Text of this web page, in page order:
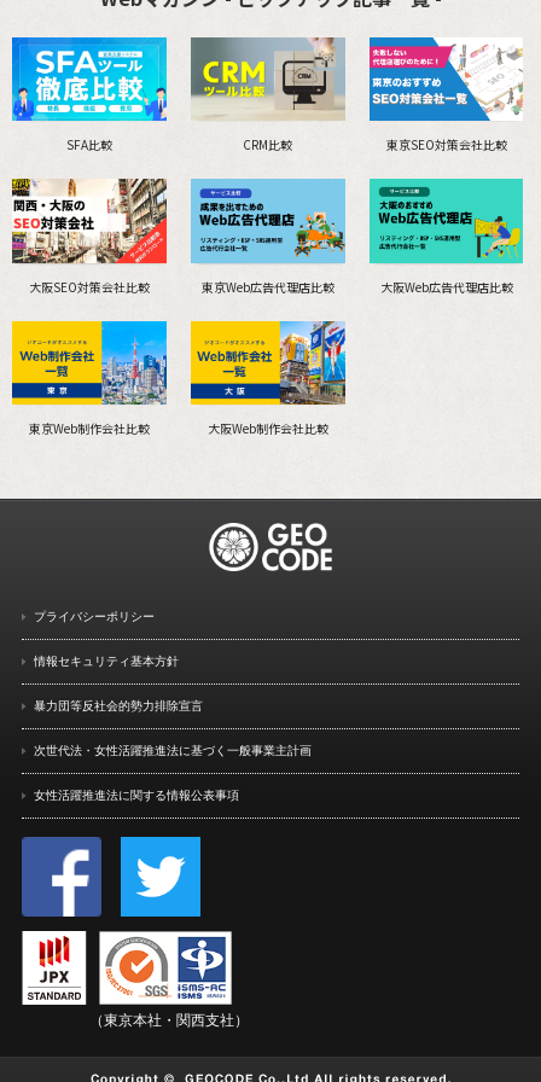
SFA比較 CRM比較 東京SEO対策会社比較
大阪SEO対策会社比較 東京Web広告代理店比較 大阪Web広告代理店比較
東京Web制作会社比較 大阪Web制作会社比較
プライバシーポリシー
情報セキュリティ基本方針
暴力団等反社会的勢力排除宣言
次世代法・女性活躍推進法に基づく一般事業主計画
女性活躍推進法に関する情報公表事項
（東京本社・関西支社）